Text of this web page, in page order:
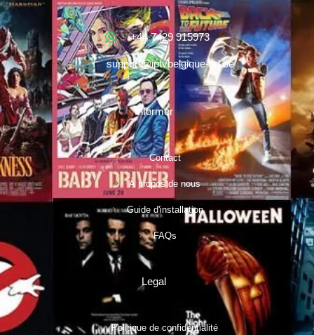
+44 7429 915973
support@iptvbelgique-hd.be
Informer
Contact
À propos de nous
Guide d'installation
FAQs
Legal
Politique de confidentialité